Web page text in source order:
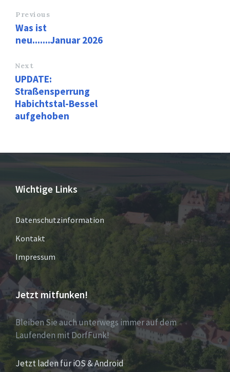
Previous
Was ist
neu.......Januar 2026
Next
UPDATE:
Straßensperrung
Habichtstal-Bessel
aufgehoben
Wichtige Links
Datenschutzinformation
Kontakt
Impressum
Jetzt mitfunken!
Bleiben Sie auch unterwegs immer auf dem
Laufenden mit DorfFunk!
Jetzt laden für iOS & Android